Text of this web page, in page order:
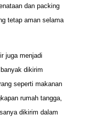
dan packing
tetap aman selama
juga menjadi
dikirim
seperti makanan
rumah tangga,
dikirim dalam